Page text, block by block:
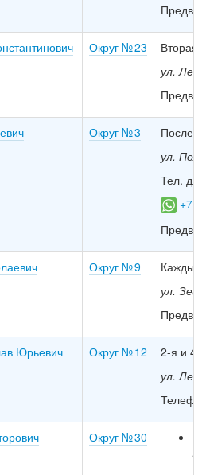
Округ № 23
Вторая
ул.
Округ № 3
ул.
Тел.
+7
Округ № 9
Каждый
ул.
Юрьевич Округ № 12
2-я и 4-
ул.
Округ № 30